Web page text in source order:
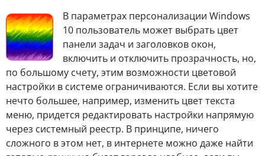
В параметрах персонализации Windows
10 пользователь может выбрать цвет
панели задач и заголовков окон,
включить и отключить прозрачность, но,
по большому счету, этим возможности цветовой
настройки в системе ограничиваются. Если вы хотите
нечто большее, например, изменить цвет текста
меню, придется редактировать настройки напрямую
через системный реестр. В принципе, ничего
сложного в этом нет, в интернете можно даже найти